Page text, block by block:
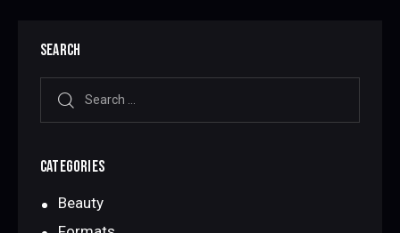
SEARCH
CATEGORIES
Beauty